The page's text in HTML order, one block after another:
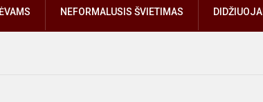
NEFORMALUSIS ŠVIETIMAS